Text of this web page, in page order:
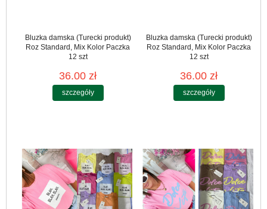
Bluzka damska (Turecki produkt)
Roz Standard, Mix Kolor Paczka
12 szt
36.00 zł
szczegóły
Bluzka damska (Turecki produkt)
Roz Standard, Mix Kolor Paczka
12 szt
36.00 zł
szczegóły